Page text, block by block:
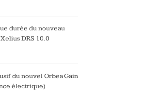
durée du nouveau
DRS 10.0
du nouvel Orbea Gain
électrique)